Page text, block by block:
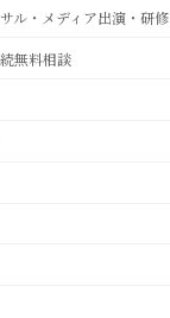
ル・メディア出演・研修
無料相談